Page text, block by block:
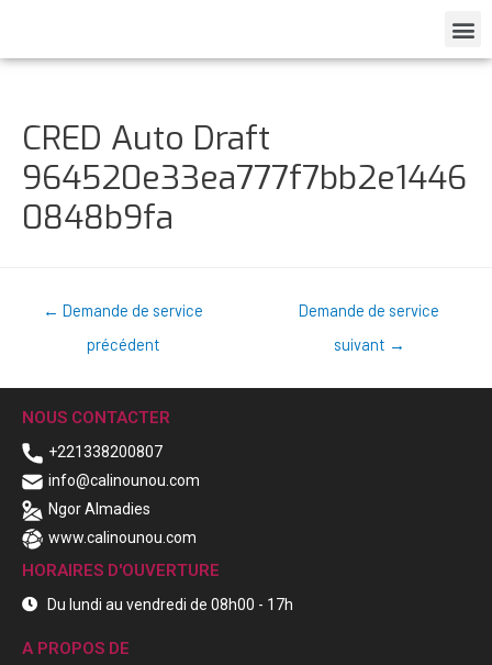
CRED Auto Draft
964520e33ea777f7bb2e1446
0848b9fa
← Demande de service
précédent
Demande de service
suivant →
NOUS CONTACTER
+221338200807
info@calinounou.com
Ngor Almadies
www.calinounou.com
HORAIRES D'OUVERTURE
Du lundi au vendredi de 08h00 - 17h
A PROPOS DE